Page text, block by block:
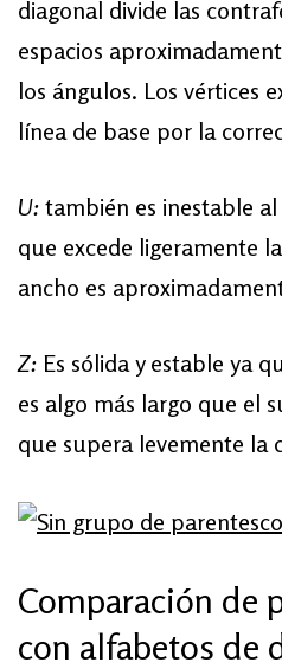
diagonal divide las
espacios
los ángulos. Los vértices
línea de base por la
U: también es inestable
que excede ligeramente
ancho es
Z: Es sólida y estable ya
es algo más largo que el
que supera levemente la
Comparación de
con alfabetos de